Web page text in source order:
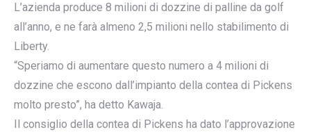
L’azienda produce 8 milioni di dozzine di palline da golf
all’anno, e ne farà almeno 2,5 milioni nello stabilimento di
Liberty.
“Speriamo di aumentare questo numero a 4 milioni di
dozzine che escono dall’impianto della contea di Pickens
molto presto”, ha detto Kawaja.
Il consiglio della contea di Pickens ha dato l’approvazione